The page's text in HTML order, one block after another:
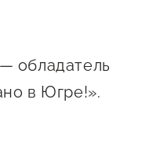
обладатель
в Югре!».